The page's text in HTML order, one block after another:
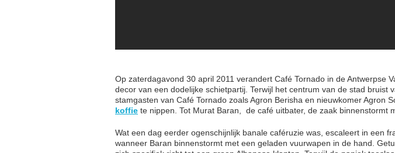
Op zaterdagavond 30 april 2011 verandert Café Tornado in de Antwerpse
decor van een dodelijke schietpartij. Terwijl het centrum van de stad bruist
stamgasten van Café Tornado zoals Agron Berisha en nieuwkomer Agron
koffie te nippen. Tot Murat Baran, ​ de café uitbater, de zaak binnenstormt
Wat een dag eerder ogenschijnlijk banale caféruzie was, escaleert in een
wanneer Baran binnenstormt met een geladen vuurwapen in de hand.